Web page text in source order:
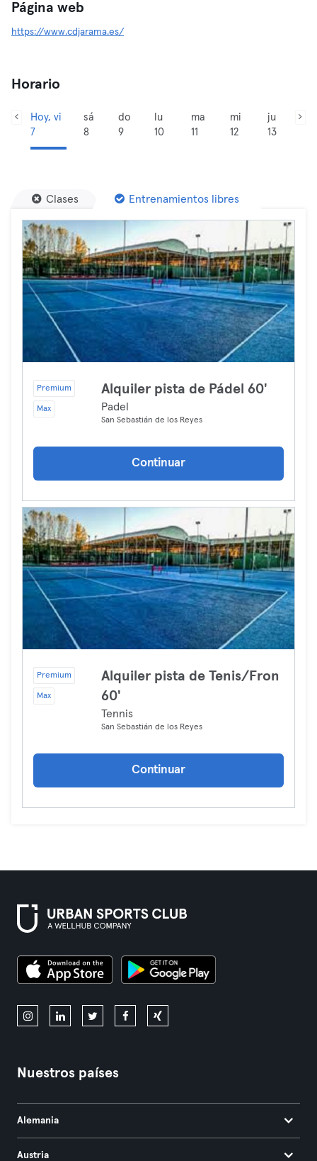
Página web
https://www.cdjarama.es/
Horario
Hoy, vi
7
sá
8
do
9
lu
10
ma
11
mi
12
ju
13
Clases Entrenamientos libres
Premium
Max
Alquiler pista de Pádel 60'
Padel
San Sebastián de los Reyes
Continuar
Premium
Max
Alquiler pista de Tenis/Fron
60'
Tennis
San Sebastián de los Reyes
Continuar
Nuestros países
Alemania
Austria